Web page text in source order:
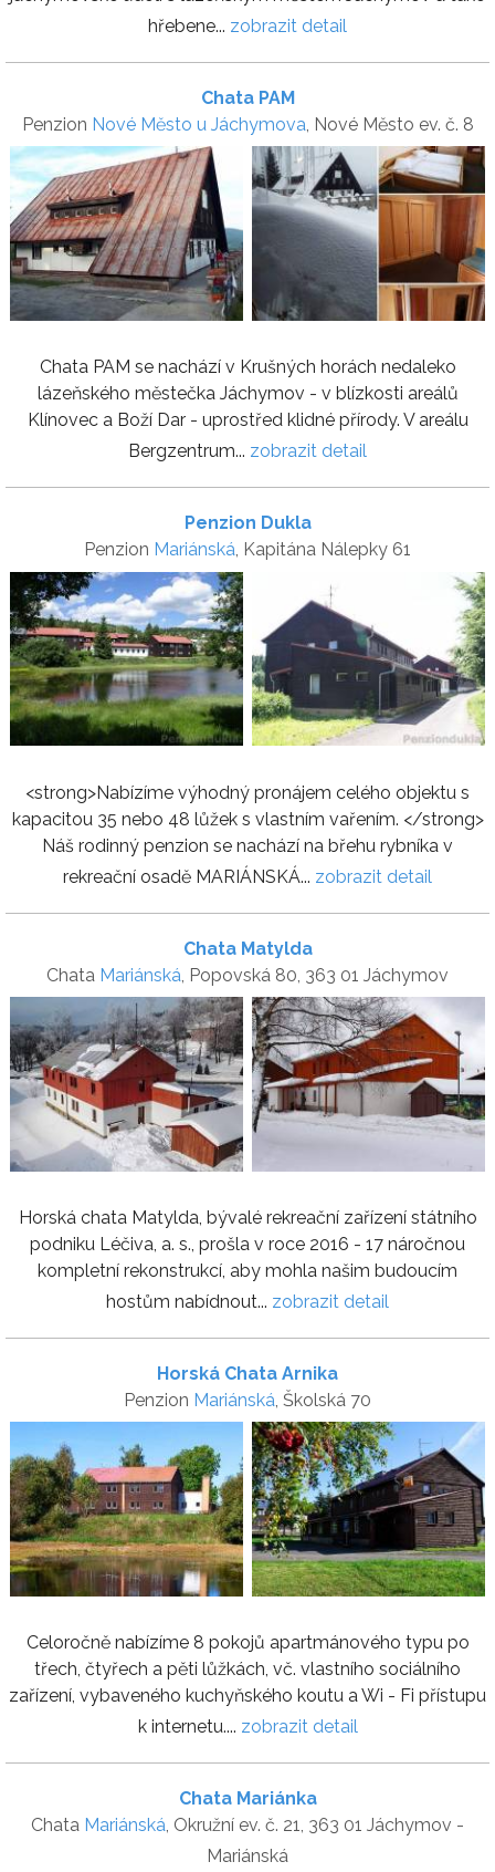
hřebene... zobrazit detail
Chata PAM
Penzion Nové Město u Jáchymova, Nové Město ev. č. 8
Chata PAM se nachází v Krušných horách nedaleko
lázeňského městečka Jáchymov - v blízkosti areálů
Klínovec a Boží Dar - uprostřed klidné přírody. V areálu
Bergzentrum... zobrazit detail
Penzion Dukla
Penzion Mariánská, Kapitána Nálepky 61
<strong>Nabízíme výhodný pronájem celého objektu s
kapacitou 35 nebo 48 lůžek s vlastním vařením. </strong>
Náš rodinný penzion se nachází na břehu rybníka v
rekreační osadě MARIÁNSKÁ... zobrazit detail
Chata Matylda
Chata Mariánská , Popovská 80, 363 01 Jáchymov
Horská chata Matylda, bývalé rekreační zařízení státního
podniku Léčiva, a. s., prošla v roce 2016 - 17 náročnou
kompletní rekonstrukcí, aby mohla našim budoucím
hostům nabídnout... zobrazit detail
Horská Chata Arnika
Penzion Mariánská, Školská 70
Celoročně nabízíme 8 pokojů apartmánového typu po
třech, čtyřech a pěti lůžkách, vč. vlastního sociálního
zařízení, vybaveného kuchyňského koutu a Wi - Fi přístupu
k internetu.... zobrazit detail
Chata Mariánka
Chata Mariánská, Okružní ev. č. 21, 363 01 Jáchymov -
Mariánská